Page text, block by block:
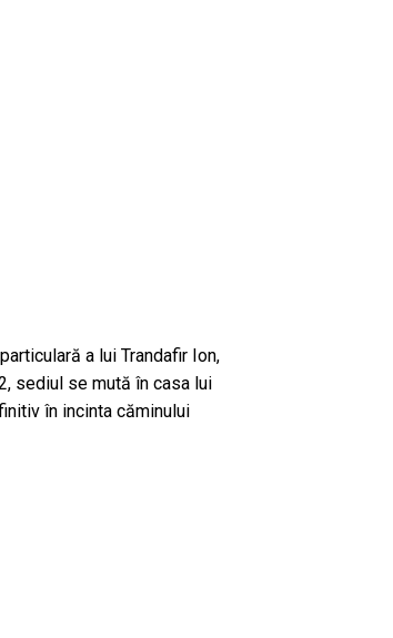
a lui Trandafir Ion,
sediul se mută în casa lui
în incinta căminului